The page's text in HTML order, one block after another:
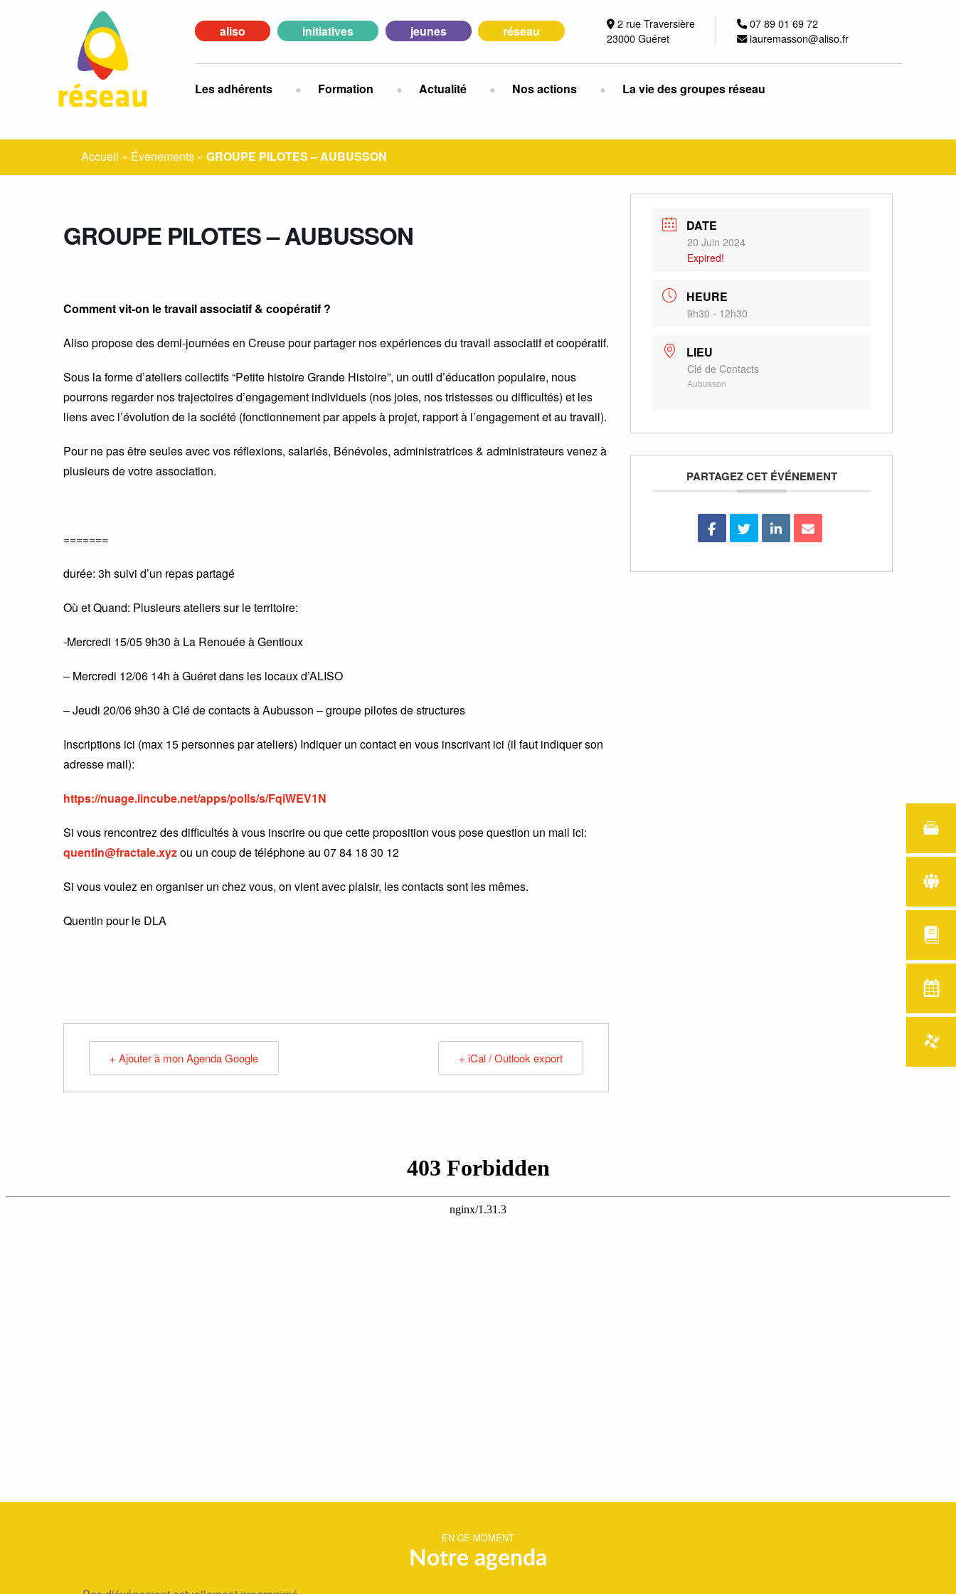
aliso initiatives jeunes réseau
2 rue Traversière
23000 Guéret
07 89 01 69 72
lauremasson@aliso.fr
Les adhérents Formation Actualité Nos actions La vie des groupes réseau
Accueil » Évenements »GROUPE PILOTES – AUBUSSON
GROUPE PILOTES – AUBUSSON
Comment vit-on le travail associatif & coopératif ?
Aliso propose des demi-journées en Creuse pour partager nos expériences du travail associatif et coopératif.
Sous la forme d’ateliers collectifs “Petite histoire Grande Histoire”, un outil d’éducation populaire, nous
pourrons regarder nos trajectoires d’engagement individuels (nos joies, nos tristesses ou difficultés) et les
liens avec l’évolution de la société (fonctionnement par appels à projet, rapport à l’engagement et au travail).
Pour ne pas être seules avec vos réflexions, salariés, Bénévoles, administratrices & administrateurs venez à
plusieurs de votre association.
=======
durée: 3h suivi d’un repas partagé
Où et Quand: Plusieurs ateliers sur le territoire:
-Mercredi 15/05 9h30 à La Renouée à Gentioux
– Mercredi 12/06 14h à Guéret dans les locaux d’ALISO
– Jeudi 20/06 9h30 à Clé de contacts à Aubusson – groupe pilotes de structures
Inscriptions ici (max 15 personnes par ateliers) Indiquer un contact en vous inscrivant ici (il faut indiquer son
adresse mail):
https://nuage.lincube.net/apps/polls/s/FqiWEV1N
Si vous rencontrez des difficultés à vous inscrire ou que cette proposition vous pose question un mail ici:
quentin@fractale.xyzou un coup de téléphone au 07 84 18 30 12
Si vous voulez en organiser un chez vous, on vient avec plaisir, les contacts sont les mêmes.
Quentin pour le DLA
+ Ajouter à mon Agenda Google + iCal / Outlook export
DATE
20 Juin 2024
Expired!
HEURE
9h30 - 12h30
LIEU
Clé de Contacts
Aubusson
PARTAGEZ CET ÉVÉNEMENT
EN CE MOMENT
Notre agenda